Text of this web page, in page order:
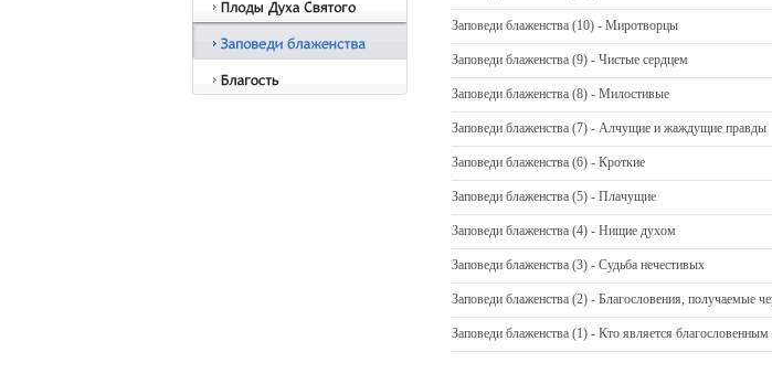
Заповеди блаженства (10) - Миротворцы
Заповеди блаженства (9) - Чистые сердцем
Заповеди блаженства (8) - Милостивые
Заповеди блаженства (7) - Алчущие и жаждущие правды
Заповеди блаженства (6) - Кроткие
Заповеди блаженства (5) - Плачущие
Заповеди блаженства (4) - Нищие духом
Заповеди блаженства (3) - Судьба нечестивых
Заповеди блаженства (2) - Благословения, получаемые
Заповеди блаженства (1) - Кто является благословенным